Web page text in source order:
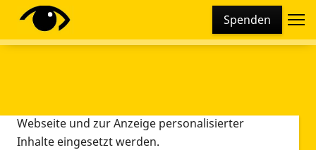
Spenden
Diese Webseite setzt verschiedene Cookies und
Tracking-Tools ein. Dies beinhaltet Cookies und
Webseite und zur Anzeige personalisierter
Inhalte eingesetzt werden.